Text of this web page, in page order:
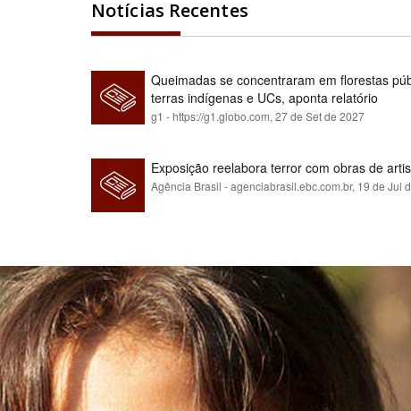
Notícias Recentes
Queimadas se concentraram em florestas
terras indígenas e UCs, aponta relatório
g1 - https://g1.globo.com, 27 de Set de 2027
Exposição reelabora terror com obras de
Agência Brasil - agenciabrasil.ebc.com.br, 19 de Jul